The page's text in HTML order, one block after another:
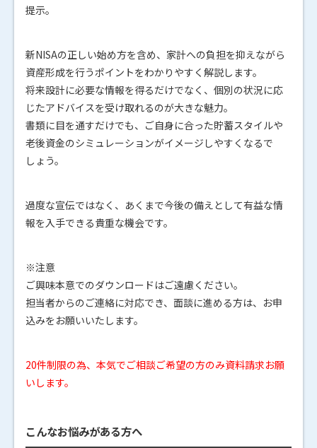
提示。
新NISAの正しい始め方を含め、家計への負担を抑えながら
資産形成を行うポイントをわかりやすく解説します。
将来設計に必要な情報を得るだけでなく、個別の状況に応
じたアドバイスを受け取れるのが大きな魅力。
書類に目を通すだけでも、ご自身に合った貯蓄スタイルや
老後資金のシミュレーションがイメージしやすくなるで
しょう。
過度な宣伝ではなく、あくまで今後の備えとして有益な情
報を入手できる貴重な機会です。
※注意
ご興味本意でのダウンロードはご遠慮ください。
担当者からのご連絡に対応でき、面談に進める方は、お申
込みをお願いいたします。
20件制限の為、本気でご相談ご希望の方のみ資料請求お願
いします。
こんなお悩みがある方へ